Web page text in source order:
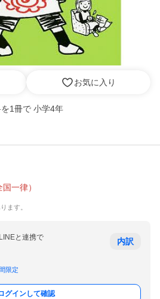
お気に入り
1冊で 小学4年
国一律）
ます。
と連携で
限定
内訳
グインして確認